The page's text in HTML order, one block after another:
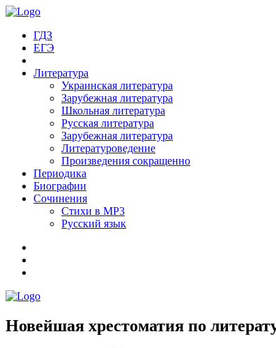
ГДЗ
ЕГЭ
Литература
Украинская литература
Зарубежная литература
Школьная литература
Русская литература
Зарубежная литература
Литературоведение
Произведения сокращенно
Периодика
Биографии
Сочинения
Стихи в MP3
Русский язык
Новейшая хрестоматия по